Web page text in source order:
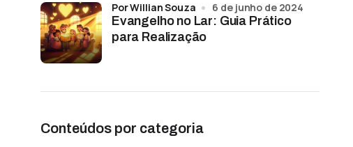
Evangelho no Lar: Guia Prático
para Realização
por Willian Souza 6 de junho de 2024
Conteúdos por categoria